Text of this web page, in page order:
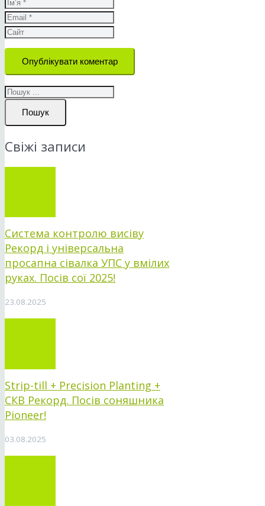
Опублікувати коментар
Пошук
Свіжі записи
Система контролю висіву
Рекорд і універсальна
просапна сівалка УПС у вмілих
руках. Посів сої 2025!
23.08.2025
Strip-till + Precision Planting +
СКВ Рекорд. Посів соняшника
Pioneer!
03.08.2025